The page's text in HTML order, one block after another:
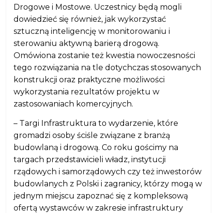
Drogowe i Mostowe. Uczestnicy będą mogli
dowiedzieć się również, jak wykorzystać
sztuczną inteligencję w monitorowaniu i
sterowaniu aktywną barierą drogową.
Omówiona zostanie też kwestia nowoczesności
tego rozwiązania na tle dotychczas stosowanych
konstrukcji oraz praktyczne możliwości
wykorzystania rezultatów projektu w
zastosowaniach komercyjnych.
– Targi Infrastruktura to wydarzenie, które
gromadzi osoby ściśle związane z branżą
budowlaną i drogową. Co roku gościmy na
targach przedstawicieli władz, instytucji
rządowych i samorządowych czy też inwestorów
budowlanych z Polski i zagranicy, którzy mogą w
jednym miejscu zapoznać się z kompleksową
ofertą wystawców w zakresie infrastruktury